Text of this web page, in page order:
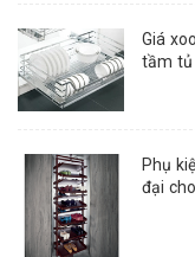
Giá
tầm tủ
Phụ
đại